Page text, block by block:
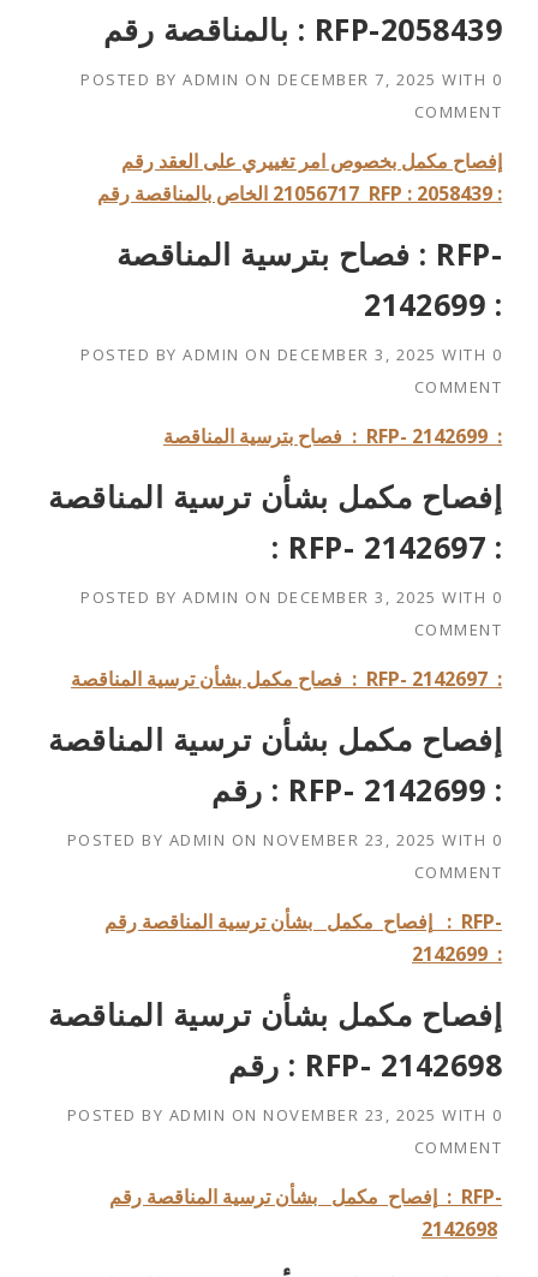
بالمناقصة رقم : RFP-2058439
POSTED BY ADMIN ON DECEMBER 7, 2025 WITH 0
COMMENT
إفصاح مكمل بخصوص امر تغييري على العقد رقم
21056717 الخاص بالمناقصة رقم RFP : 2058439 :
فصاح بترسية المناقصة : RFP-
2142699 :
POSTED BY ADMIN ON DECEMBER 3, 2025 WITH 0
COMMENT
فصاح بترسية المناقصة : RFP- 2142699 :
إفصاح مكمل بشأن ترسية المناقصة
: RFP- 2142697 :
POSTED BY ADMIN ON DECEMBER 3, 2025 WITH 0
COMMENT
فصاح مكمل بشأن ترسية المناقصة : RFP- 2142697 :
إفصاح مكمل بشأن ترسية المناقصة
رقم : RFP- 2142699 :
POSTED BY ADMIN ON NOVEMBER 23, 2025 WITH 0
COMMENT
: RFP-
2142699 :
إفصاح مكمل بشأن ترسية المناقصة
رقم : RFP- 2142698
POSTED BY ADMIN ON NOVEMBER 23, 2025 WITH 0
COMMENT
إفصاح مكمل بشأن ترسية المناقصة رقم : RFP-
2142698